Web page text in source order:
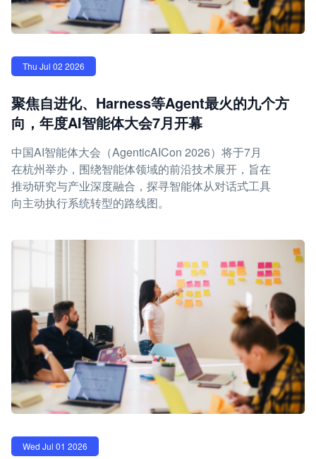
Thu Jul 02 2026
聚焦自进化、Harness等Agent最火的九个方
向，年度AI智能体大会7月开幕
中国AI智能体大会（AgenticAICon 2026）将于7月
在杭州举办，围绕智能体领域的前沿技术展开，旨在
推动研究与产业深度融合，探寻智能体从对话式工具
向主动执行系统转型的路线图。
Wed Jul 01 2026